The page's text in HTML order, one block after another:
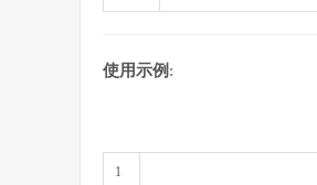
使用示例 :
1